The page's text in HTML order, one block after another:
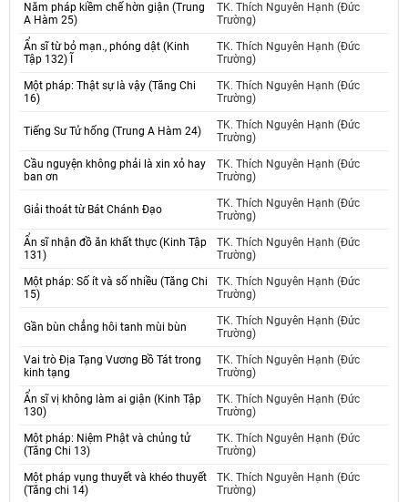
Năm pháp kiềm chế hờn giận (Trung
A Hàm 25)
TK. Thích Nguyên Hạnh (Đức
Trường)
Ẩn sĩ từ bỏ mạn., phóng dật (Kinh
Tập 132) Ĩ
TK. Thích Nguyên Hạnh (Đức
Trường)
Một pháp: Thật sự là vậy (Tăng Chi
16)
TK. Thích Nguyên Hạnh (Đức
Trường)
Tiếng Sư Tử hống (Trung A Hàm 24)
TK. Thích Nguyên Hạnh (Đức
Trường)
Cầu nguyện không phải là xin xỏ hay
ban ơn
TK. Thích Nguyên Hạnh (Đức
Trường)
Giải thoát từ Bát Chánh Đạo
TK. Thích Nguyên Hạnh (Đức
Trường)
Ẩn sĩ nhận đồ ăn khất thực (Kinh Tập
131)
TK. Thích Nguyên Hạnh (Đức
Trường)
Một pháp: Số ít và số nhiều (Tăng Chi
15)
TK. Thích Nguyên Hạnh (Đức
Trường)
Gần bùn chẳng hôi tanh mùi bùn
TK. Thích Nguyên Hạnh (Đức
Trường)
Vai trò Địa Tạng Vương Bồ Tát trong
kinh tạng
TK. Thích Nguyên Hạnh (Đức
Trường)
Ẩn sĩ vị không làm ai giận (Kinh Tập
130)
TK. Thích Nguyên Hạnh (Đức
Trường)
Một pháp: Niệm Phật và chủng tử
(Tăng Chi 13)
TK. Thích Nguyên Hạnh (Đức
Trường)
Một pháp vụng thuyết và khéo thuyết
(Tăng chi 14)
TK. Thích Nguyên Hạnh (Đức
Trường)